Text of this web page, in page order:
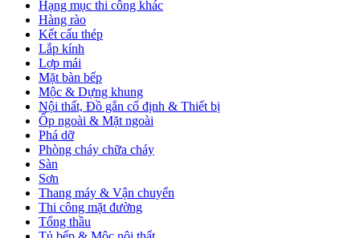
Hạng mục thi công khác
Hàng rào
Kết cấu thép
Lắp kính
Lợp mái
Mặt bàn bếp
Mộc & Dựng khung
Nội thất, Đồ gắn cố định & Thiết bị
Ốp ngoài & Mặt ngoài
Phá dỡ
Phòng cháy chữa cháy
Sàn
Sơn
Thang máy & Vận chuyển
Thi công mặt đường
Tổng thầu